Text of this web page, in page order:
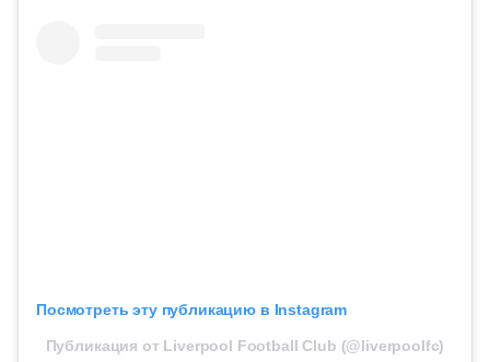
Посмотреть эту публикацию в Instagram
Публикация от Liverpool Football Club (@liverpoolfc)